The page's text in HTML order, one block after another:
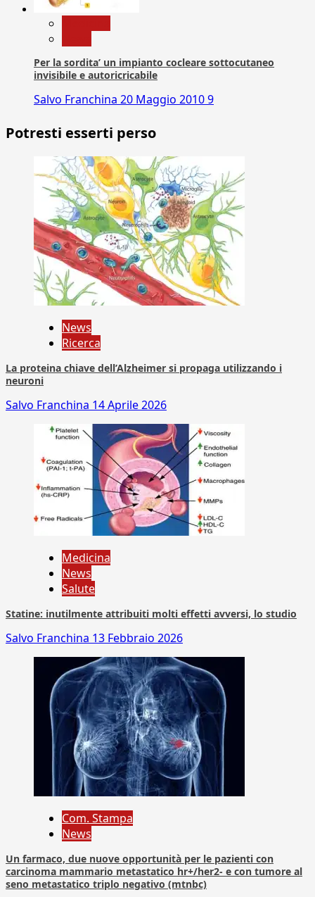
Per la sordita’ un impianto cocleare sottocutaneo
invisibile e autoricricabile
Salvo Franchina 20 Maggio 20109
Potresti esserti perso
News
Ricerca
La proteina chiave dell’Alzheimer si propaga utilizzando i
neuroni
Salvo Franchina 14 Aprile 2026
Medicina
News
Salute
Statine: inutilmente attribuiti molti effetti avversi, lo studio
Salvo Franchina 13 Febbraio 2026
Com. Stampa
News
Un farmaco, due nuove opportunità per le pazienti con
carcinoma mammario metastatico hr+/her2- e con tumore al
seno metastatico triplo negativo (mtnbc)